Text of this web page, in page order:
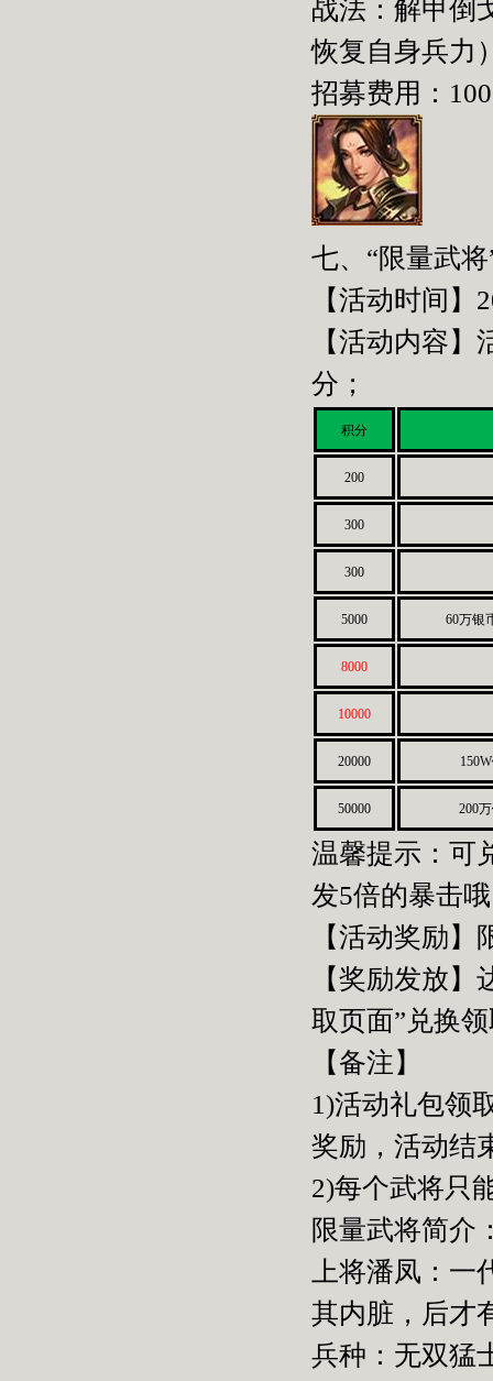
战法：解甲倒
恢复自身兵力
招募费用：
七、“限量武
【活动时间】
【活动内容
分；
积分
200
300
300
5000 60万银
8000
10000
20000
50000 200
温馨提示：可
发5倍的暴击
【活动奖励
【奖励发放
取页面”兑换
【备注】
1)活动礼包领
奖励，活动结
2)每个武将只
限量武将简介
上将潘凤：
其内脏，后才
兵种：无双猛